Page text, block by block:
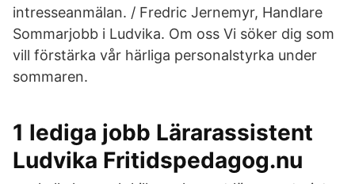
intresseanmälan. / Fredric Jernemyr, Handlare
Sommarjobb i Ludvika. Om oss Vi söker dig som
vill förstärka vår härliga personalstyrka under
sommaren.
1 lediga jobb Lärarassistent
Ludvika Fritidspedagog.nu